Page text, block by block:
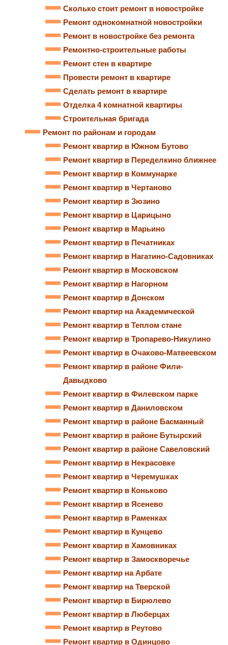
Сколько стоит ремонт в новостройке
Ремонт однокомнатной новостройки
Ремонт в новостройке без ремонта
Ремонтно-строительные работы
Ремонт стен в квартире
Провести ремонт в квартире
Сделать ремонт в квартире
Отделка 4 комнатной квартиры
Строительная бригада
Ремонт по районам и городам
Ремонт квартир в Южном Бутово
Ремонт квартир в Переделкино ближнее
Ремонт квартир в Коммунарке
Ремонт квартир в Чертаново
Ремонт квартир в Зюзино
Ремонт квартир в Царицыно
Ремонт квартир в Марьино
Ремонт квартир в Печатниках
Ремонт квартир в Нагатино-Садовниках
Ремонт квартир в Московском
Ремонт квартир в Нагорном
Ремонт квартир в Донском
Ремонт квартир на Академической
Ремонт квартир в Теплом стане
Ремонт квартир в Тропарево-Никулино
Ремонт квартир в Очаково-Матвеевском
Ремонт квартир в районе Фили-
Давыдково
Ремонт квартир в Филевском парке
Ремонт квартир в Даниловском
Ремонт квартир в районе Басманный
Ремонт квартир в районе Бутырский
Ремонт квартир в районе Савеловский
Ремонт квартир в Некрасовке
Ремонт квартир в Черемушках
Ремонт квартир в Коньково
Ремонт квартир в Ясенево
Ремонт квартир в Раменках
Ремонт квартир в Кунцево
Ремонт квартир в Хамовниках
Ремонт квартир в Замоскворечье
Ремонт квартир на Арбате
Ремонт квартир на Тверской
Ремонт квартир в Бирюлево
Ремонт квартир в Люберцах
Ремонт квартир в Реутово
Ремонт квартир в Одинцово